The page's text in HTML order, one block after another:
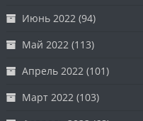
Июнь 2022 (94)
Май 2022 (113)
Апрель 2022 (101)
Март 2022 (103)